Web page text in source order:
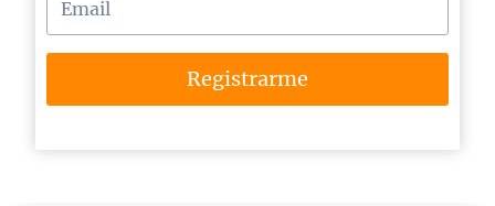
Registrarme